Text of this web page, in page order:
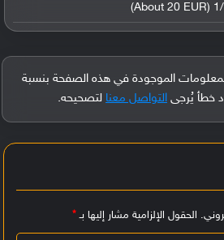
1/10
الموجودة في هذه الصفحة بنسبة
التواصل معنا لتصحيحه.
الحقول الإلزامية مشار إليها بـ*